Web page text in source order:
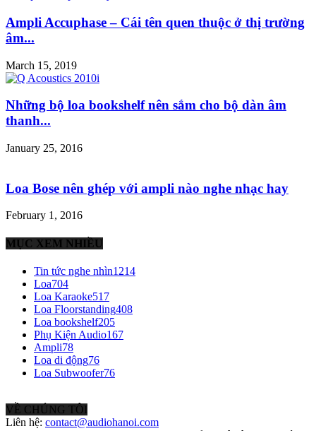
Ampli Accuphase – Cái tên quen thuộc ở thị trường
âm...
March 15, 2019
Những bộ loa bookshelf nên sắm cho bộ dàn âm
thanh...
January 25, 2016
Loa Bose nên ghép với ampli nào nghe nhạc hay
February 1, 2016
MỤC XEM NHIỀU
Tin tức nghe nhìn1214
Loa704
Loa Karaoke517
Loa Floorstanding408
Loa bookshelf205
Phụ Kiện Audio167
Ampli78
Loa di động76
Loa Subwoofer76
VỀ CHÚNG TÔI
Liên hệ: contact@audiohanoi.com